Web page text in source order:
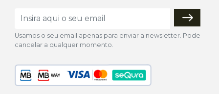
Usamos o seu email apenas para enviar a newsletter. Pode
cancelar a qualquer momento.